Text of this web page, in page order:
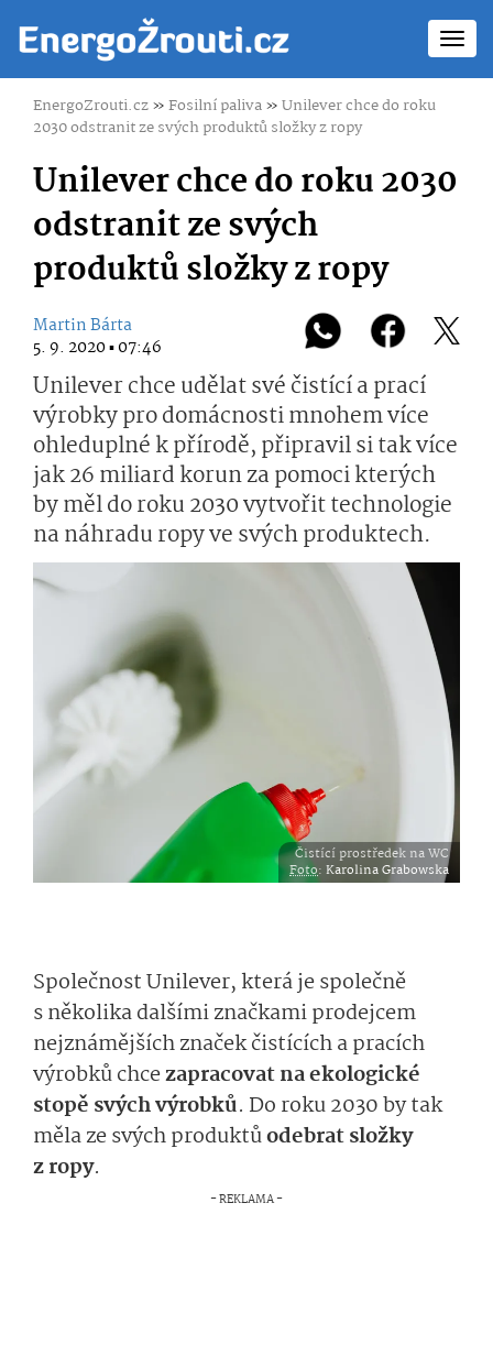
EnergoZrouti.cz»Fosilní paliva»Unilever chce do roku
2030 odstranit ze svých produktů složky z ropy
Unilever chce do roku 2030
odstranit ze svých
produktů složky z ropy
Martin Bárta
5. 9. 2020 ▪ 07:46
Unilever chce udělat své čistící a prací
výrobky pro domácnosti mnohem více
ohleduplné k přírodě, připravil si tak více
jak 26 miliard korun za pomoci kterých
by měl do roku 2030 vytvořit technologie
na náhradu ropy ve svých produktech.
Čistící prostředek na WC
Foto: Karolina Grabowska
Společnost Unilever, která je společně
s několika dalšími značkami prodejcem
nejznámějších značek čistících a pracích
výrobků chcezapracovat na ekologické
stopě svých výrobků. Do roku 2030 by tak
měla ze svých produktůodebrat složky
z ropy.